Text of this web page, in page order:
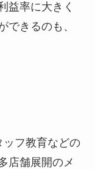
益率に大きく
できるのも、
ッフ教育などの
店舗展開のメ